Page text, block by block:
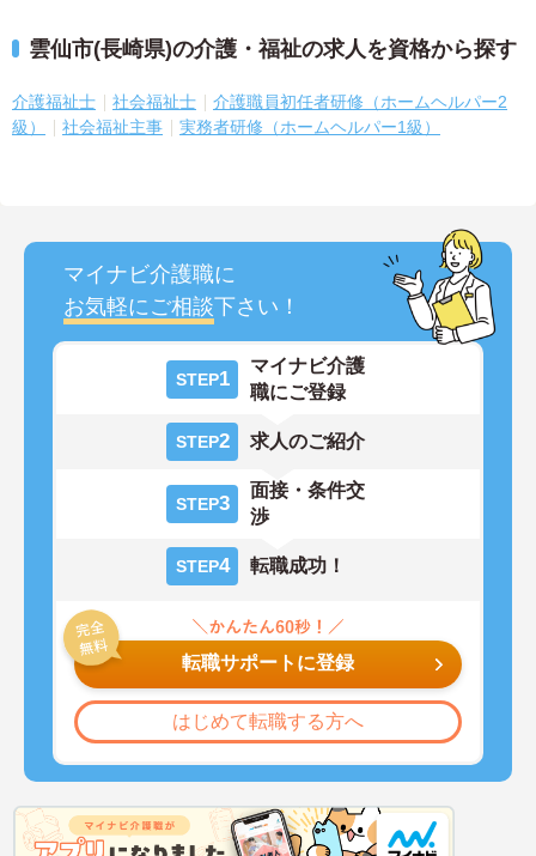
雲仙市(長崎県)の介護・福祉の求人を資格から探す
介護福祉士 社会福祉士
介護職員初任者研修（ホームヘルパー2
級）
社会福祉主事 実務者研修（ホームヘルパー1級）
マイナビ介護職に
お気軽にご相談下さい！
STEP1
マイナビ介護
職にご登録
STEP2 求人のご紹介
STEP3
面接・条件交
渉
STEP4 転職成功！
転職サポートに登録
はじめて転職する方へ